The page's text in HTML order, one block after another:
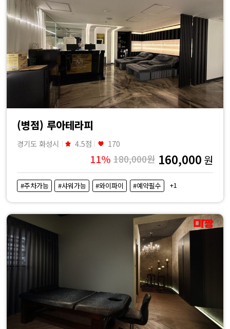
(병점) 루아테라피
경기도 화성시 4.5점 170
11% 180,000원 160,000 원
#주차가능 #샤워가능 #와이파이 #예약필수 +1